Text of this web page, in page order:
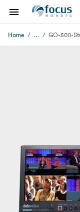
Home ... GO-500-